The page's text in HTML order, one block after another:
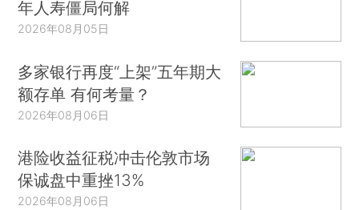
年人寿僵局何解
2026年08月05日
多家银行再度“上架”五年期大
额存单 有何考量？
2026年08月06日
港险收益征税冲击伦敦市场
保诚盘中重挫13%
2026年08月06日